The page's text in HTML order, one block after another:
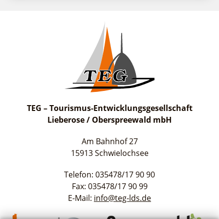
TEG – Tourismus-Entwicklungsgesellschaft
Lieberose / Oberspreewald mbH
Am Bahnhof 27
15913 Schwielochsee
Telefon: 035478/17 90 90
Fax: 035478/17 90 99
E-Mail: info@teg-lds.de